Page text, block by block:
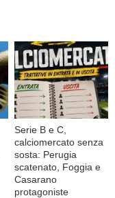
Serie B e C,
calciomercato senza
sosta: Perugia
scatenato, Foggia e
Casarano
protagoniste